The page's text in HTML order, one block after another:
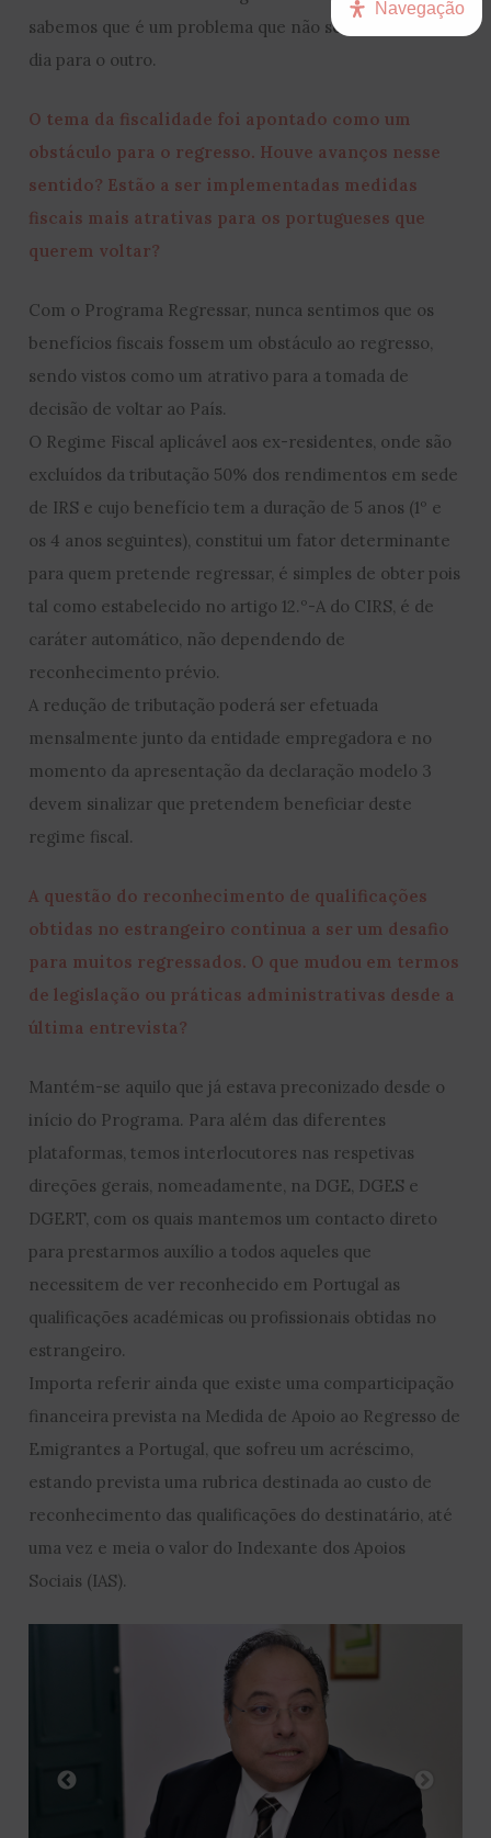
sabemos que é um problema que não se resolve de um
dia para o outro.
O tema da fiscalidade foi apontado como um
obstáculo para o regresso. Houve avanços nesse
sentido? Estão a ser implementadas medidas
fiscais mais atrativas para os portugueses que
querem voltar?
Com o Programa Regressar, nunca sentimos que os
benefícios fiscais fossem um obstáculo ao regresso,
sendo vistos como um atrativo para a tomada de
decisão de voltar ao País.
O Regime Fiscal aplicável aos ex-residentes, onde são
excluídos da tributação 50% dos rendimentos em sede
de IRS e cujo benefício tem a duração de 5 anos (1º e
os 4 anos seguintes), constitui um fator determinante
para quem pretende regressar, é simples de obter pois
tal como estabelecido no artigo 12.º-A do CIRS, é de
caráter automático, não dependendo de
reconhecimento prévio.
A redução de tributação poderá ser efetuada
mensalmente junto da entidade empregadora e no
momento da apresentação da declaração modelo 3
devem sinalizar que pretendem beneficiar deste
regime fiscal.
A questão do reconhecimento de qualificações
obtidas no estrangeiro continua a ser um desafio
para muitos regressados. O que mudou em termos
de legislação ou práticas administrativas desde a
última entrevista?
Mantém-se aquilo que já estava preconizado desde o
início do Programa. Para além das diferentes
plataformas, temos interlocutores nas respetivas
direções gerais, nomeadamente, na DGE, DGES e
DGERT, com os quais mantemos um contacto direto
para prestarmos auxílio a todos aqueles que
necessitem de ver reconhecido em Portugal as
qualificações académicas ou profissionais obtidas no
estrangeiro.
Importa referir ainda que existe uma comparticipação
financeira prevista na Medida de Apoio ao Regresso de
Emigrantes a Portugal, que sofreu um acréscimo,
estando prevista uma rubrica destinada ao custo de
reconhecimento das qualificações do destinatário, até
uma vez e meia o valor do Indexante dos Apoios
Sociais (IAS).
Navegação